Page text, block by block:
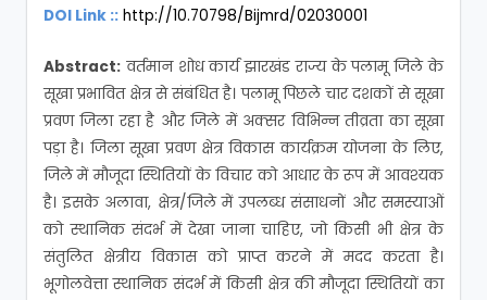
DOI Link :: http://10.70798/Bijmrd/02030001
Abstract: वर्तमान शोध कार्य झारखंड राज्य के पलामू जिले के
सूखा प्रभावित क्षेत्र से संबंधित है। पलामू पिछले चार दशकों से सूखा
प्रवण जिला रहा है और जिले में अक्सर विभिन्न तीव्रता का सूखा
पड़ा है। जिला सूखा प्रवण क्षेत्र विकास कार्यक्रम योजना के लिए,
जिले में मौजूदा स्थितियों के विचार को आधार के रूप में आवश्यक
है। इसके अलावा, क्षेत्र/जिले में उपलब्ध संसाधनों और समस्याओं
को स्थानिक संदर्भ में देखा जाना चाहिए, जो किसी भी क्षेत्र के
संतुलित क्षेत्रीय विकास को प्राप्त करने में मदद करता है।
भूगोलवेत्ता स्थानिक संदर्भ में किसी क्षेत्र की मौजूदा स्थितियों का